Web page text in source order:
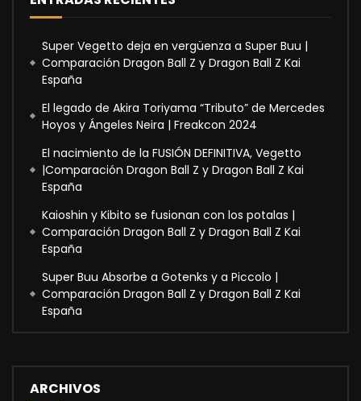
Super Vegetto deja en vergüenza a Super Buu |
Comparación Dragon Ball Z y Dragon Ball Z Kai
España
El legado de Akira Toriyama “Tributo” de Mercedes
Hoyos y Ángeles Neira | Freakcon 2024
El nacimiento de la FUSIÓN DEFINITIVA, Vegetto
|Comparación Dragon Ball Z y Dragon Ball Z Kai
España
Kaioshin y Kibito se fusionan con los potalas |
Comparación Dragon Ball Z y Dragon Ball Z Kai
España
Super Buu Absorbe a Gotenks y a Piccolo |
Comparación Dragon Ball Z y Dragon Ball Z Kai
España
ARCHIVOS